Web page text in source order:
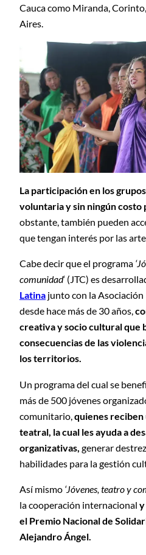
Cauca como Miranda,
Aires.
La participación en los
voluntaria y sin ningún costo
obstante, también pueden
que tengan interés por las
Cabe decir que el programa
comunidad‘ (JTC) es
Latina junto con la
desde hace más de 30 años,
creativa y socio cultural que
consecuencias de las
los territorios.
Un programa del cual se
más de 500 jóvenes
comunitario, quienes
teatral, la cual les ayuda a
organizativas, generar
habilidades para la gestión
Así mismo ‘Jóvenes, teatro y
la cooperación internacional y
el Premio Nacional de
Alejandro Ángel.